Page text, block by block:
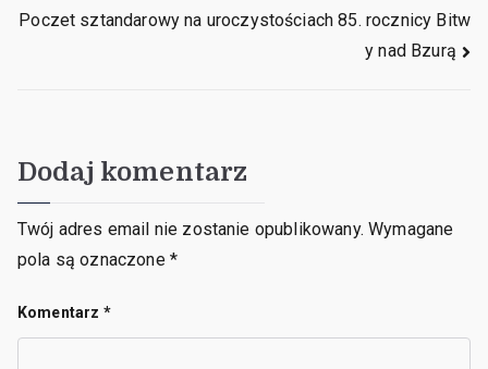
Poczet sztandarowy na uroczystościach 85. rocznicy Bitw
y nad Bzurą
Dodaj komentarz
Twój adres email nie zostanie opublikowany. Wymagane
pola są oznaczone *
Komentarz *